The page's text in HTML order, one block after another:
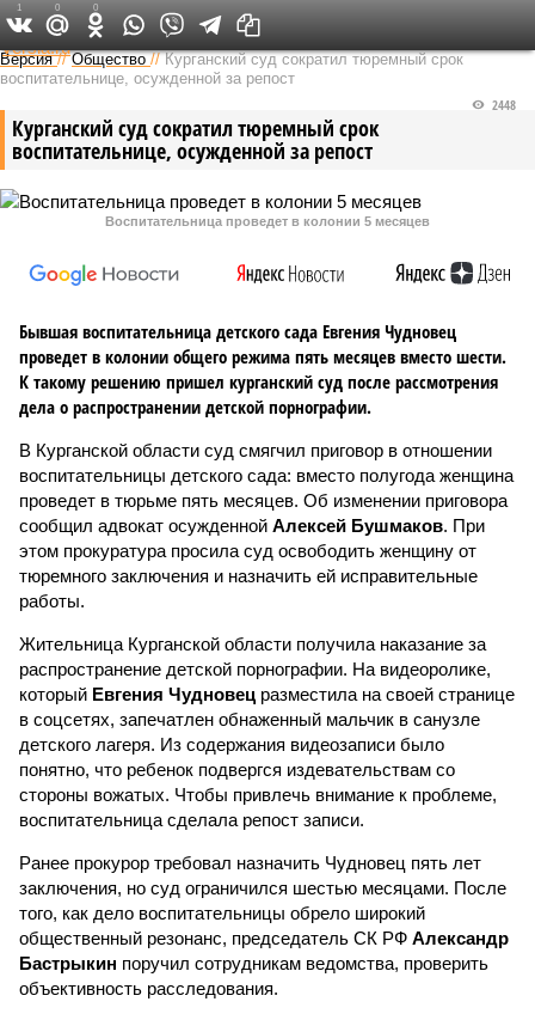
Федеральный выпуск
Версия //Общество //Курганский суд сократил тюремный срок
воспитательнице, осужденной за репост
Курганский суд сократил тюремный срок
воспитательнице, осужденной за репост
2448
Воспитательница проведет в колонии 5 месяцев
Бывшая воспитательница детского сада Евгения Чудновец
проведет в колонии общего режима пять месяцев вместо шести.
К такому решению пришел курганский суд после рассмотрения
дела о распространении детской порнографии.
В Курганской области суд смягчил приговор в отношении
воспитательницы детского сада: вместо полугода женщина
проведет в тюрьме пять месяцев. Об изменении приговора
сообщил адвокат осужденной Алексей Бушмаков. При
этом прокуратура просила суд освободить женщину от
тюремного заключения и назначить ей исправительные
работы.
Жительница Курганской области получила наказание за
распространение детской порнографии. На видеоролике,
который Евгения Чудновец разместила на своей странице
в соцсетях, запечатлен обнаженный мальчик в санузле
детского лагеря. Из содержания видеозаписи было
понятно, что ребенок подвергся издевательствам со
стороны вожатых. Чтобы привлечь внимание к проблеме,
воспитательница сделала репост записи.
Ранее прокурор требовал назначить Чудновец пять лет
заключения, но суд ограничился шестью месяцами. После
того, как дело воспитательницы обрело широкий
общественный резонанс, председатель СК РФ Александр
Бастрыкин поручил сотрудникам ведомства, проверить
объективность расследования.
1 0 0